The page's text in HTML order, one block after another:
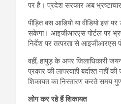
पर है। प्रदेश सरकार अब
पीड़ित बस आडियो या वीडियो इस
सकेगा। आइजीआरएस पोर्टल पर
निर्देश पर तत्परता से आइजीआरएस
वहीं, हापुड़ के अपर जिलाधिकारी
प्रकार की लापरवाही बर्दाश्त
शिकायत का निस्तारण करते समय
लोग कर रहे हैं शिकायत